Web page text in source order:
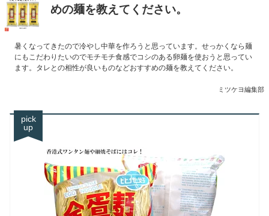
めの麺を教えてください。
暑くなってきたので冷やし中華を作ろうと思っています。せっかくなら麺
にもこだわりたいのでモチモチ食感でコシのある卵麺を使おうと思ってい
ます。タレとの相性が良いものなどおすすめの麺を教えてください。
ミツケヨ編集部
pick
up